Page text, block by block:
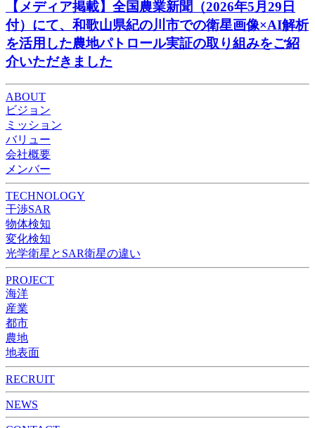
【メディア掲載】全国農業新聞（2026年5月29日
付）にて、和歌山県紀の川市での衛星画像×AI解析
を活用した農地パトロール実証の取り組みをご紹
介いただきました
ABOUT
ビジョン
ミッション
バリュー
会社概要
メンバー
TECHNOLOGY
干渉SAR
物体検知​​
変化検知​
光学衛星とSAR衛星の違い
PROJECT
海洋
産業
都市​
農地
地表面
RECRUIT
NEWS